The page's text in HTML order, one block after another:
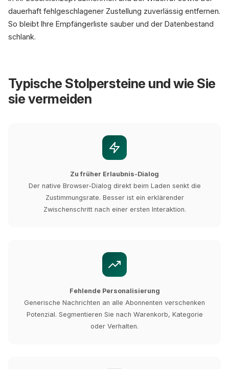
dauerhaft fehlgeschlagener Zustellung zuverlässig entfernen.
So bleibt Ihre Empfängerliste sauber und der Datenbestand
schlank.
Typische Stolpersteine und wie Sie
sie vermeiden
Zu früher Erlaubnis-Dialog
Der native Browser-Dialog direkt beim Laden senkt die
Zustimmungsrate. Besser ist ein erklärender
Zwischenschritt nach einer ersten Interaktion.
Fehlende Personalisierung
Generische Nachrichten an alle Abonnenten verschenken
Potenzial. Segmentieren Sie nach Warenkorb, Kategorie
oder Verhalten.